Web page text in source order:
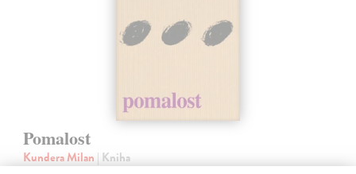
Pomalost
Kundera Milan | Kniha